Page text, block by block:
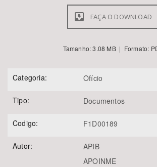
FAÇA O DOWNLOAD
Tamanho: 3.08 MB | Formato:
Categoria: Ofício
Tipo: Documentos
Codigo: F1D00189
Autor:
APIB
APOINME